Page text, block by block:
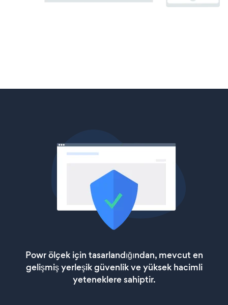
Powr ölçek için tasarlandığından, mevcut en
gelişmiş yerleşik güvenlik ve yüksek hacimli
yeteneklere sahiptir.